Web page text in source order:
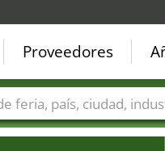
Proveedores
Ciudades